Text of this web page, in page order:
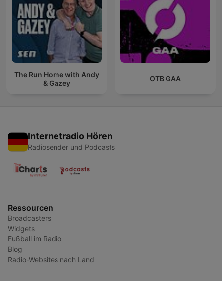
The Run Home with Andy
& Gazey
OTB GAA
Internetradio Hören
Radiosender und Podcasts
Ressourcen
Broadcasters
Widgets
Fußball im Radio
Blog
Radio-Websites nach Land